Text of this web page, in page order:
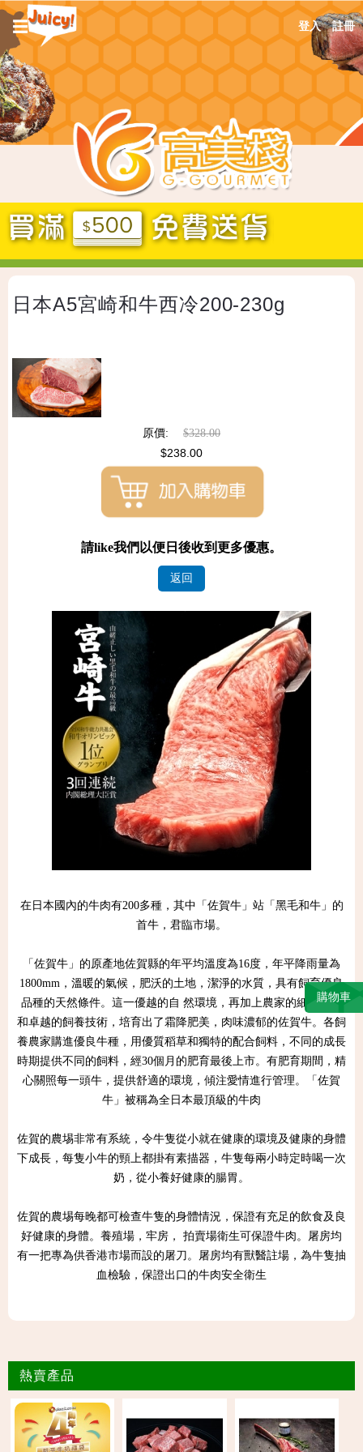
Jump
navigation
☰ 登入 註冊
購物車
Back
to日本A5宮崎和牛西冷200-230g
原價: $328.00
$238.00
請like我們以便日後收到更多優惠。
返回
在日本國內的牛肉有200多種，其中「佐賀牛」站「黑毛和牛」的
首牛，君臨市場。
「佐賀牛」的原產地佐賀縣的年平均溫度為16度，年平降雨量為
1800mm，溫暖的氣候，肥沃的土地，潔淨的水質，具有飼育優良
品種的天然條件。這一優越的自 然環境，再加上農家的細心照料
和卓越的飼養技術，培育出了霜降肥美，肉味濃郁的佐賀牛。各飼
養農家購進優良牛種，用優質稻草和獨特的配合飼料，不同的成長
時期提供不同的飼料，經30個月的肥育最後上市。有肥育期間，精
心關照每一頭牛，提供舒適的環境，傾注愛情進行管理。「佐賀
牛」被稱為全日本最頂級的牛肉
佐賀的農埸非常有系統，令牛隻從小就在健康的環境及健康的身體
下成長，每隻小牛的頸上都掛有素描器，牛隻每兩小時定時喝一次
奶，從小養好健康的腸胃。
佐賀的農埸每晚都可檢查牛隻的身體情況，保證有充足的飲食及良
好健康的身體。養殖場，牢房， 拍賣場衛生可保證牛肉。屠房均
有一把專為供香港市場而設的屠刀。屠房均有獸醫註場，為牛隻抽
血檢驗，保證出口的牛肉安全衛生
熱賣產品